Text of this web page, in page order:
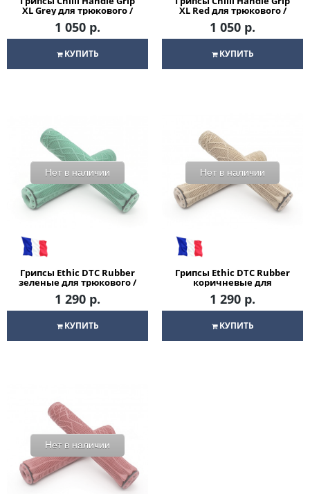
XL Grey для трюкового /
городского / детского
самоката
1 050 р.
КУПИТЬ
XL Red для трюкового /
городского / детского
самоката
1 050 р.
КУПИТЬ
Нет в наличии
Грипсы Ethic DTC Rubber
зеленые для трюкового /
городского / детского
самоката
1 290 р.
КУПИТЬ
Нет в наличии
Грипсы Ethic DTC Rubber
коричневые для
трюкового / городского /
детского самоката
1 290 р.
КУПИТЬ
Нет в наличии